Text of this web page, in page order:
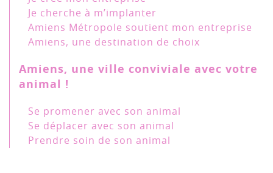
Je cherche à m’implanter
Amiens Métropole soutient mon entreprise
Amiens, une destination de choix
Amiens, une ville conviviale avec votre
animal !
Se promener avec son animal
Se déplacer avec son animal
Prendre soin de son animal